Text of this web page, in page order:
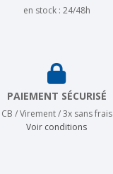
en stock : 24/48h
PAIEMENT SÉCURISÉ
CB / Virement / 3x sans frais
Voir conditions